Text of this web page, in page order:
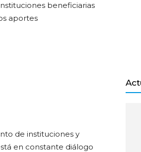
beneficiarias
aportes
de instituciones y
en constante diálogo